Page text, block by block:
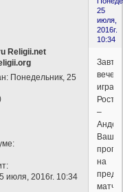
25
июля,
2016г.
10:34
Religii.net
: Понедельник, 25
июля, 2016г. 10:34
Ростов
–
Ваши
на
матч?